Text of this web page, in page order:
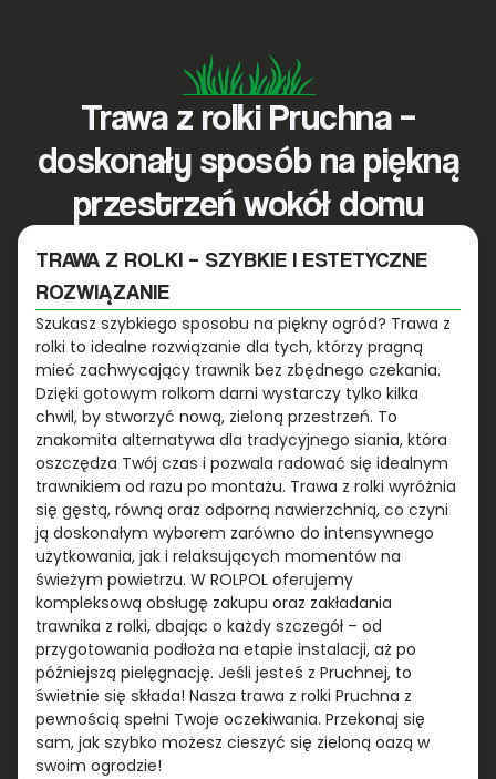
Trawa z rolki Pruchna –
doskonały sposób na piękną
przestrzeń wokół domu
TRAWA Z ROLKI – SZYBKIE I ESTETYCZNE
ROZWIĄZANIE
Szukasz szybkiego sposobu na piękny ogród? Trawa z
rolki to idealne rozwiązanie dla tych, którzy pragną
mieć zachwycający trawnik bez zbędnego czekania.
Dzięki gotowym rolkom darni wystarczy tylko kilka
chwil, by stworzyć nową, zieloną przestrzeń. To
znakomita alternatywa dla tradycyjnego siania, która
oszczędza Twój czas i pozwala radować się idealnym
trawnikiem od razu po montażu. Trawa z rolki wyróżnia
się gęstą, równą oraz odporną nawierzchnią, co czyni
ją doskonałym wyborem zarówno do intensywnego
użytkowania, jak i relaksujących momentów na
świeżym powietrzu. W ROLPOL oferujemy
kompleksową obsługę zakupu oraz zakładania
trawnika z rolki, dbając o każdy szczegół – od
przygotowania podłoża na etapie instalacji, aż po
późniejszą pielęgnację. Jeśli jesteś z Pruchnej, to
świetnie się składa! Nasza trawa z rolki Pruchna z
pewnością spełni Twoje oczekiwania. Przekonaj się
sam, jak szybko możesz cieszyć się zieloną oazą w
swoim ogrodzie!